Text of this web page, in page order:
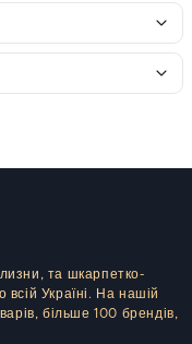
та шкарпетко-
всій Україні. На нашій
більше 100 брендів,